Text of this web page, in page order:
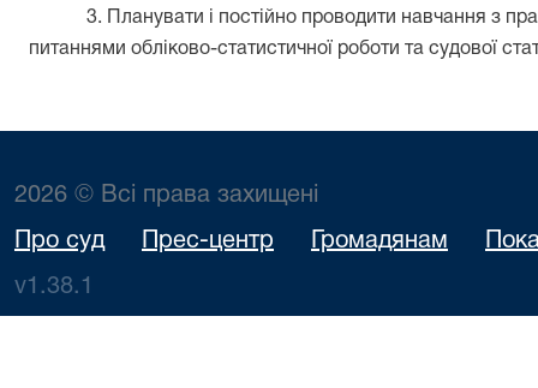
3. Планувати і постійно проводити навчання з
питаннями обліково-статистичної роботи та судової
2026 © Всі права захищені
Про суд Прес-центр Громадянам
v1.38.1